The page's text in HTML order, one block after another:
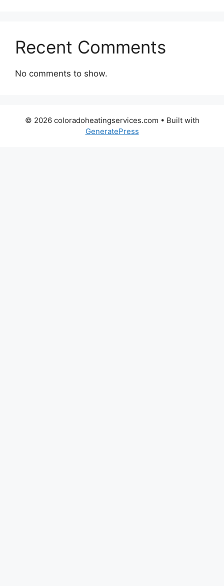
Recent Comments
No comments to show.
© 2026 coloradoheatingservices.com • Built with
GeneratePress